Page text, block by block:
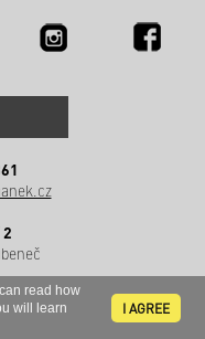
read how
will learn
I AGREE